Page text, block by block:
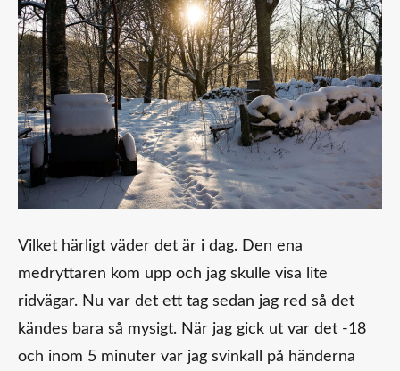
Vilket härligt väder det är i dag. Den ena
medryttaren kom upp och jag skulle visa lite
ridvägar. Nu var det ett tag sedan jag red så det
kändes bara så mysigt. När jag gick ut var det -18
och inom 5 minuter var jag svinkall på händerna